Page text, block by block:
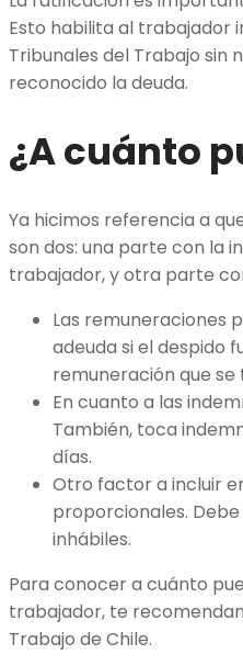
Esto habilita al trabajador
Tribunales del Trabajo sin
reconocido la deuda.
¿A cuánto
Ya hicimos referencia a
son dos: una parte con la
trabajador, y otra parte
Las remuneraciones
adeuda si el despido
remuneración que
En cuanto a las
También, toca
días.
Otro factor a incluir
proporcionales.
inhábiles.
Para conocer a cuánto
trabajador, te
Trabajo de Chile.